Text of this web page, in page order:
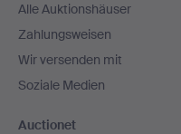
Alle Auktionshäuser
Zahlungsweisen
Wir versenden mit
Soziale Medien
Auctionet